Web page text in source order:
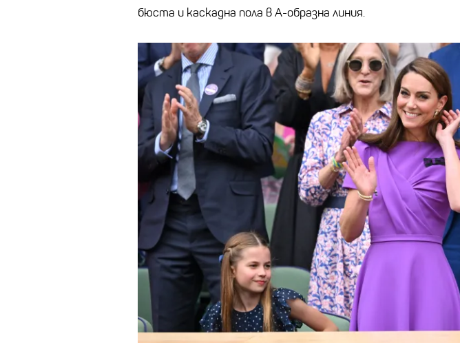
бюста и каскадна пола в А-образна линия.